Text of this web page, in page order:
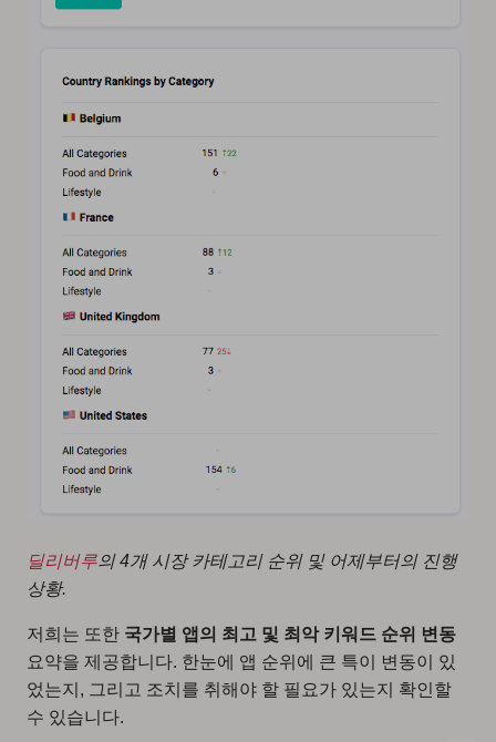
딜리버루의 4개 시장 카테고리 순위 및 어제부터의 진행
상황.
저희는 또한 국가별 앱의 최고 및 최악 키워드 순위 변동
요약을 제공합니다. 한눈에 앱 순위에 큰 특이 변동이 있
었는지, 그리고 조치를 취해야 할 필요가 있는지 확인할
수 있습니다.